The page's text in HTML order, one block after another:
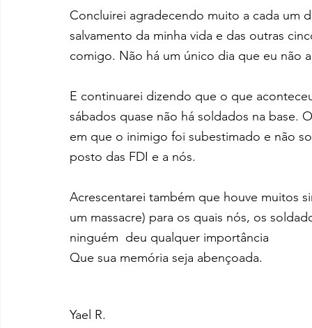
Concluirei agradecendo muito a cada um
salvamento da minha vida e das outras
comigo. Não há um único dia que eu não
E continuarei dizendo que o que
sábados quase não há soldados na base.
em que o inimigo foi subestimado e não
posto das FDI e a nós.
Acrescentarei também que houve muitos
um massacre) para os quais nós, os
ninguém  deu qualquer importância
Que sua memória seja abençoada.
Yael R.